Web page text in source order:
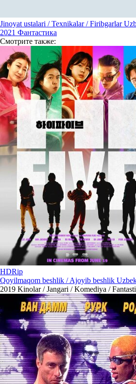
Jinoyat ustalari / Texnikalar / Firibgarlar
2021 Фантастика
Смотрите также:
HDRip
Qoyilmaqom beshlik / Ajoyib beshlik
2019 Kinolar / Jangari / Komediya /